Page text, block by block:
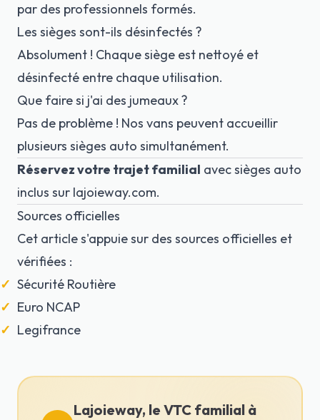
par des professionnels formés.
Les sièges sont-ils désinfectés ?
Absolument ! Chaque siège est nettoyé et
désinfecté entre chaque utilisation.
Que faire si j'ai des jumeaux ?
Pas de problème ! Nos vans peuvent accueillir
plusieurs sièges auto simultanément.
Réservez votre trajet familial avec sièges auto
inclus sur lajoieway.com.
Sources officielles
Cet article s'appuie sur des sources officielles et
vérifiées :
Sécurité Routière
Euro NCAP
Legifrance
Lajoieway, le VTC familial à